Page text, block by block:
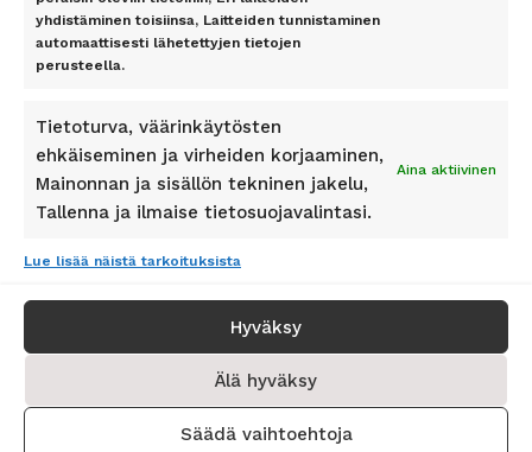
yhdistäminen toisiinsa, Laitteiden tunnistaminen
automaattisesti lähetettyjen tietojen
perusteella.
Tietoturva, väärinkäytösten
ehkäiseminen ja virheiden korjaaminen,
Mainonnan ja sisällön tekninen jakelu,
Tallenna ja ilmaise tietosuojavalintasi.
Aina aktiivinen
Lue lisää näistä tarkoituksista
Hyväksy
Älä hyväksy
Säädä vaihtoehtoja
Pidetty 162
SEURAA MEITÄ
© Copyright 2026 Matkapörssi - All Rights Reserved
Matkapörssi on 100% suomalainen matkatoimisto ja osa Lakeuden
Matkat Oy:tä.
Y-tunnus: 0668156-4